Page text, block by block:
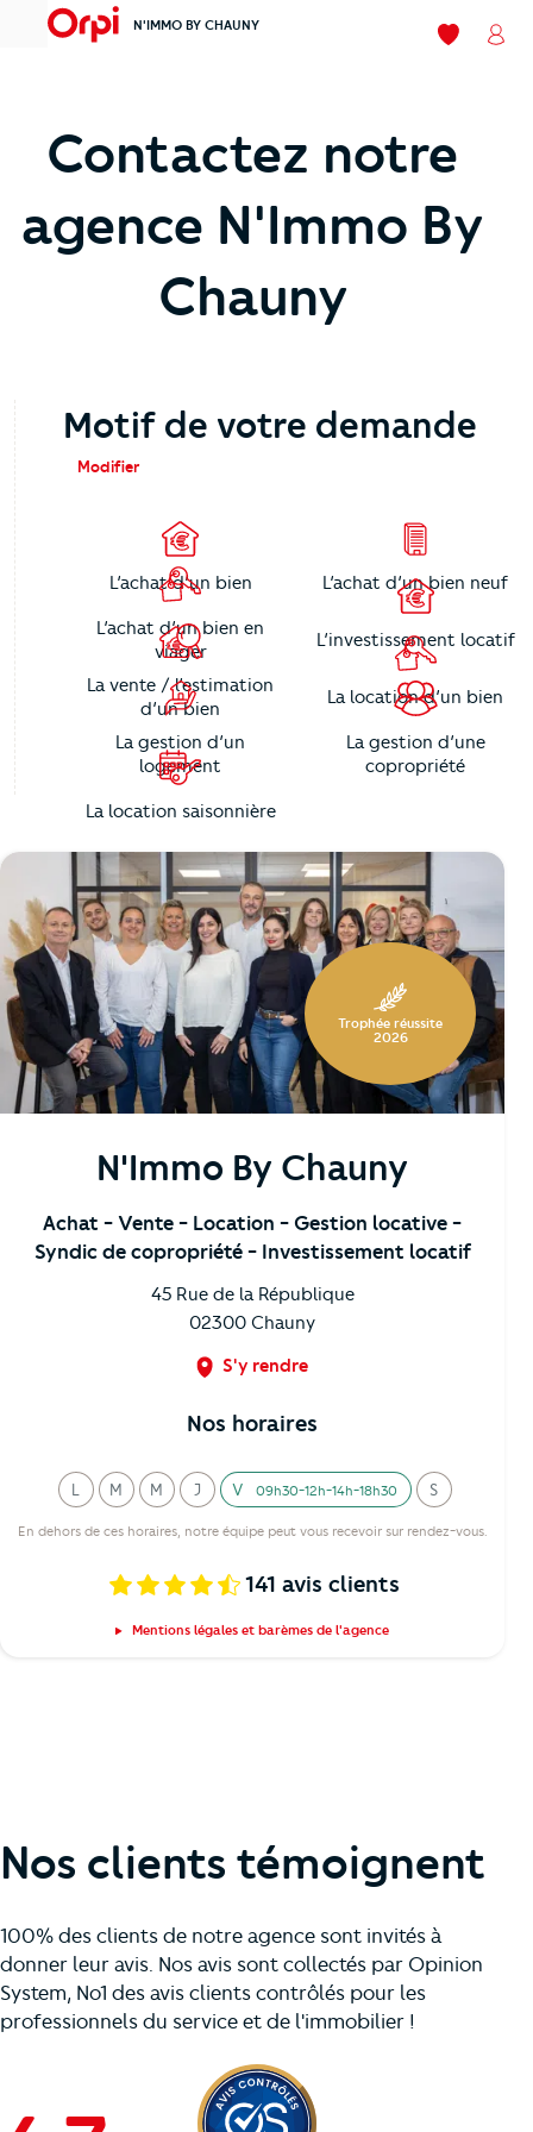
menu N'IMMO BY CHAUNY Mes
Contactez notre
agence N'Immo By
Chauny
Motif de votre demande
Modifier
L’achat d’un bien L’achat d’un bien neuf
L’achat d’un bien en
viager
L’investissement locatif
La vente / l’estimation
d’un bien
La location d’un bien
La gestion d’un
logement
La gestion d’une
copropriété
La location saisonnière
https://cutjhqvjma.cloudimg.io/_prod_/orpibackend/
N'Immo By Chauny
Achat - Vente - Location - Gestion locative -
Syndic de copropriété - Investissement locatif
45 Rue de la République
02300 Chauny
S'y rendre
Nos horaires
L
undi
M
ardi
M
ercredi
J
eudi
V
endredi
09h30-12h-14h-18h30 S
amedi
En dehors de ces horaires, notre équipe peut vous recevoir sur rendez-vous.
141 avis clients
Trophée réussite
2026
Mentions légales et barèmes de l'agence
Nos clients témoignent
100% des clients de notre agence sont invités à
donner leur avis. Nos avis sont collectés par Opinion
System, No1 des avis clients contrôlés pour les
professionnels du service et de l'immobilier !